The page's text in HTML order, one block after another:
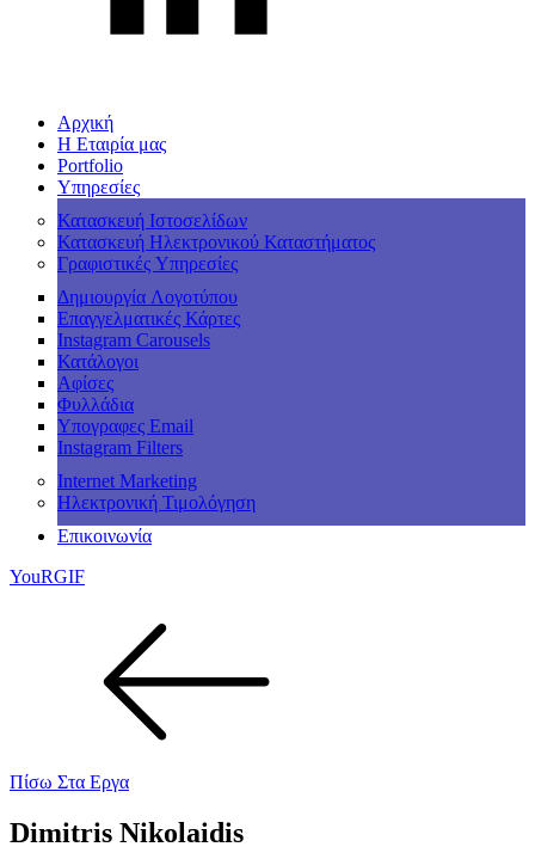
Αρχική
Η Εταιρία μας
Portfolio
Υπηρεσίες
Κατασκευή Ιστοσελίδων
Κατασκευή Ηλεκτρονικού Καταστήματος
Γραφιστικές Υπηρεσίες
Δημιουργία Λογοτύπου
Επαγγελματικές Κάρτες
Instagram Carousels
Κατάλογοι
Αφίσες
Φυλλάδια
Υπογραφες Email
Instagram Filters
Internet Marketing
Ηλεκτρονική Τιμολόγηση
Επικοινωνία
YouRGIF
Πίσω Στα Εργα
Dimitris Nikolaidis